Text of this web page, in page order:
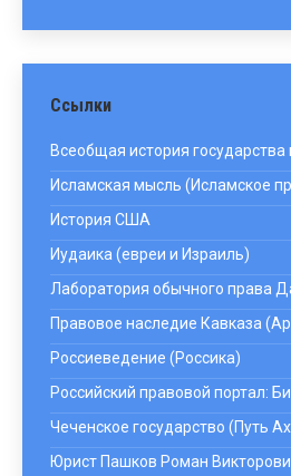
Ссылки
Всеобщая история государства
Исламская мысль (Исламское
История США
Иудаика (евреи и Израиль)
Лаборатория обычного права
Правовое наследие Кавказа
Россиеведение (Россика)
Российский правовой портал:
Чеченское государство (Путь
Юрист Пашков Роман